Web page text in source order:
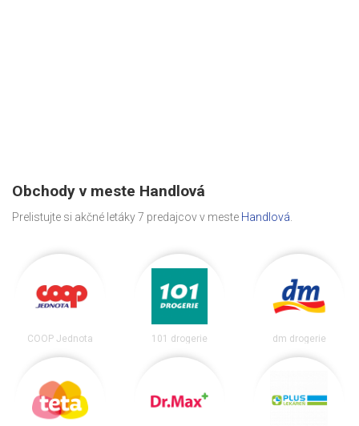
Obchody v meste Handlová
Prelistujte si akčné letáky 7 predajcov v meste Handlová
COOP Jednota 101 drogerie dm drogerie